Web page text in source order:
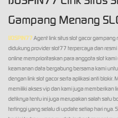
Gampang Menang
IJOSPIN77Agent link situs slot gacor
didukung provider slot77 terpercaya dan
online memprioritaskan para anggota slot
keamanan data bergabung bersama kami
dengan link slot gacor serta aplikasi anti blokir.
memiliki akses vip dan kami juga memberikan
detiknya tentu ini juga merupakan salah satu
tertinggi yang selalu di update setiap hari nya.